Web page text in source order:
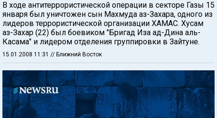
В ходе антитеррористической операции в секторе Газы 15
января был уничтожен сын Махмуда аз-Захара, одного из
лидеров террористической организации ХАМАС. Хусам
аз-Захар (22) был боевиком "Бригад Иза ад-Дина аль-
Касама" и лидером отделения группировки в Зайтуне.
15.01.2008 11:31 // Ближний Восток